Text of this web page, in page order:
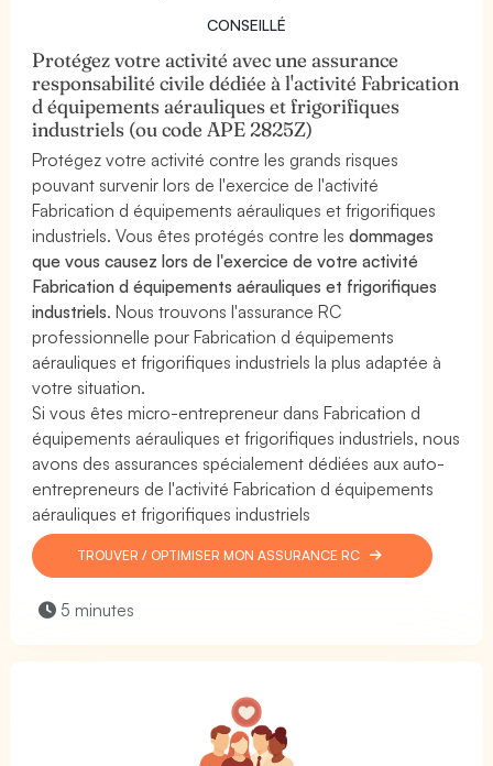
CONSEILLÉ
Protégez votre activité avec une assurance
responsabilité civile dédiée à l'activité Fabrication
d équipements aérauliques et frigorifiques
industriels (ou code APE 2825Z)
Protégez votre activité contre les grands risques
pouvant survenir lors de l'exercice de l'activité
Fabrication d équipements aérauliques et frigorifiques
industriels. Vous êtes protégés contre lesdommages
que vous causez lors de l'exercice de votre activité
Fabrication d équipements aérauliques et frigorifiques
industriels. Nous trouvons l'assurance RC
professionnelle pour Fabrication d équipements
aérauliques et frigorifiques industriels la plus adaptée à
votre situation.
Si vous êtes micro-entrepreneur dans Fabrication d
équipements aérauliques et frigorifiques industriels, nous
avons des assurances spécialement dédiées aux auto-
entrepreneurs de l'activité Fabrication d équipements
aérauliques et frigorifiques industriels
TROUVER / OPTIMISER MON ASSURANCE RC
5 minutes